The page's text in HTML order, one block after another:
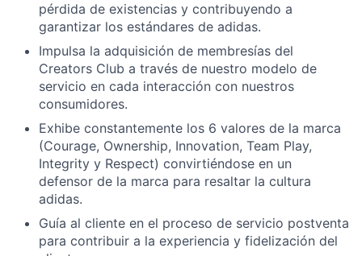
pérdida de existencias y contribuyendo a
garantizar los estándares de adidas.
Impulsa la adquisición de membresías del
Creators Club a través de nuestro modelo de
servicio en cada interacción con nuestros
consumidores.
Exhibe constantemente los 6 valores de la marca
(Courage, Ownership, Innovation, Team Play,
Integrity y Respect) convirtiéndose en un
defensor de la marca para resaltar la cultura
adidas.
Guía al cliente en el proceso de servicio postventa
para contribuir a la experiencia y fidelización del